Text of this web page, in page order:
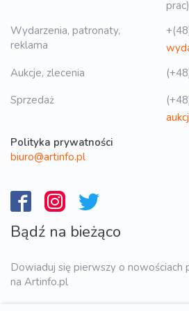
prac)
Wydarzenia, patronaty,
reklama
Aukcje, zlecenia
Sprzedaż
Polityka prywatności
biuro@artinfo.pl
Bądź na bieżąco
Dowiaduj się pierwszy o nowościach
na Artinfo.pl